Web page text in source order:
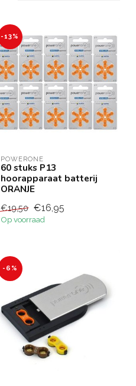
-13%
POWERONE
60 stuks P13
hoorapparaat batterij
ORANJE
€19,50 €16,95
Op voorraad
-6%